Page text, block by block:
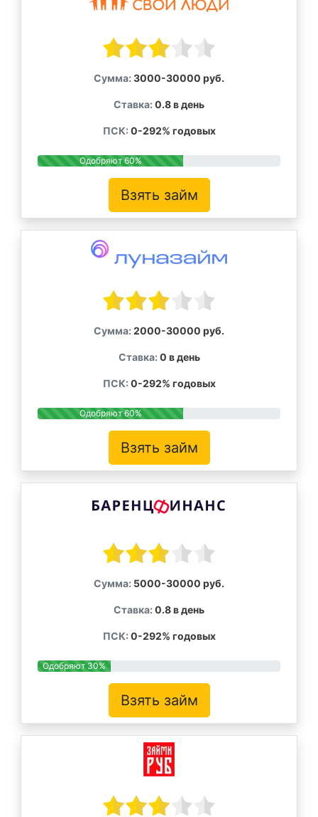
Сумма: 3000-30000 руб.
Ставка: 0.8 в день
ПСК: 0-292% годовых
Одобряют 60%
Взять займ
Сумма: 2000-30000 руб.
Ставка: 0 в день
ПСК: 0-292% годовых
Одобряют 60%
Взять займ
Сумма: 5000-30000 руб.
Ставка: 0.8 в день
ПСК: 0-292% годовых
Одобряют 30%
Взять займ